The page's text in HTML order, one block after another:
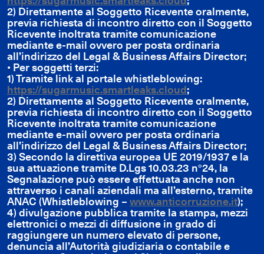
2) Direttamente al Soggetto Ricevente oralmente,
previa richiesta di incontro diretto con il Soggetto
Ricevente inoltrata tramite comunicazione
mediante e-mail ovvero per posta ordinaria
all’indirizzo del Legal & Business Affairs Director;
• Per soggetti terzi:
1) Tramite link al portale whistleblowing:
https://sugarmusic.smartleaks.cloud;
2) Direttamente al Soggetto Ricevente oralmente,
previa richiesta di incontro diretto con il Soggetto
Ricevente inoltrata tramite comunicazione
mediante e-mail ovvero per posta ordinaria
all’indirizzo del Legal & Business Affairs Director;
3) Secondo la direttiva europea UE 2019/1937 e la
sua attuazione tramite D.Lgs 10.03.23 n°24, la
Segnalazione può essere effettuata anche non
attraverso i canali aziendali ma all’esterno, tramite
ANAC (Whistleblowing – www.anticorruzione.it);
4) divulgazione pubblica tramite la stampa, mezzi
elettronici o mezzi di diffusione in grado di
raggiungere un numero elevato di persone,
denuncia all’Autorità giudiziaria o contabile e